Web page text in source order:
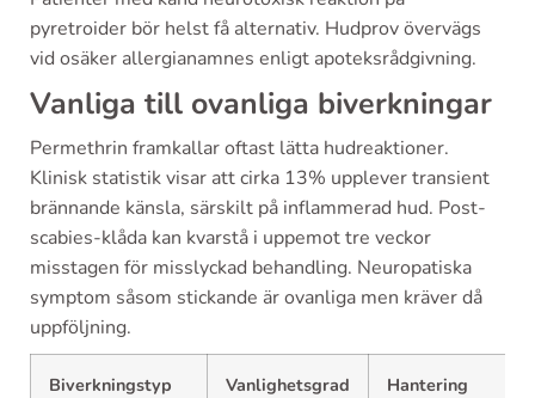
pyretroider bör helst få alternativ. Hudprov övervägs
vid osäker allergianamnes enligt apoteksrådgivning.
Vanliga till ovanliga biverkningar
Permethrin framkallar oftast lätta hudreaktioner.
Klinisk statistik visar att cirka 13% upplever transient
brännande känsla, särskilt på inflammerad hud. Post-
scabies-klåda kan kvarstå i uppemot tre veckor
misstagen för misslyckad behandling. Neuropatiska
symptom såsom stickande är ovanliga men kräver då
uppföljning.
Biverkningstyp Vanlighetsgrad Hantering